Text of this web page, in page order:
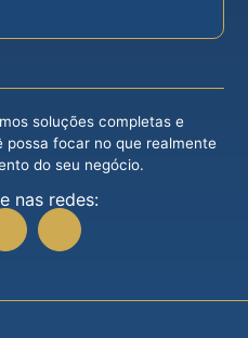
soluções completas e
possa focar no que realmente
do seu negócio.
nas redes: